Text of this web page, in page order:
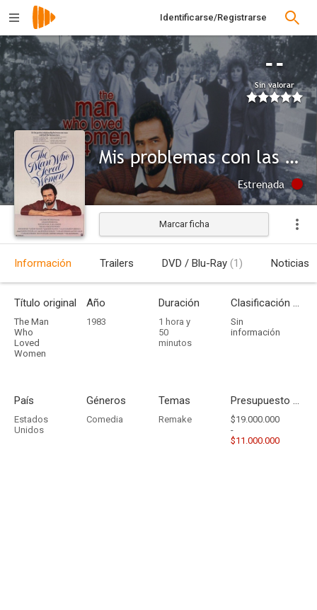
Identificarse/Registrarse
--
Sin valorar
Mis problemas con las mujeres
Estrenada
Marcar ficha
Información Trailers DVD / Blu-Ray (1) Noticias
Título original
The Man
Who
Loved
Women
Año
1983
Duración
1 hora y
50
minutos
Clasificación por edades
Sin
información
País
Estados
Unidos
Géneros
Comedia
Temas
Remake
Presupuesto - Ingresos
$19.000.000
-
$11.000.000